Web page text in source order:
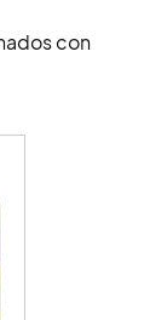
con